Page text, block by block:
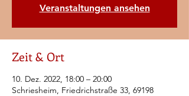
Veranstaltungen ansehen
Zeit & Ort
10. Dez. 2022, 18:00 – 20:00
Schriesheim, Friedrichstraße 33, 69198